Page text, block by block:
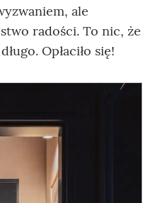
ale
radości. To nic, że
Opłaciło się!